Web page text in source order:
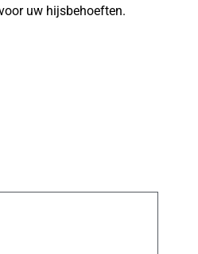
uw hijsbehoeften.